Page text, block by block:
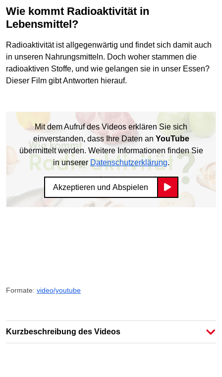
Wie kommt Radioaktivität in
Lebensmittel?
Radioaktivität ist allgegenwärtig und findet sich damit auch
in unseren Nahrungsmitteln. Doch woher stammen die
radioaktiven Stoffe, und wie gelangen sie in unser Essen?
Dieser Film gibt Antworten hierauf.
Mit dem Aufruf des Videos erklären Sie sich
einverstanden, dass Ihre Daten an YouTube
übermittelt werden. Weitere Informationen finden Sie
in unserer Datenschutzerklärung.
Akzeptieren und Abspielen
Formate: video/youtube
Kurzbeschreibung des Videos